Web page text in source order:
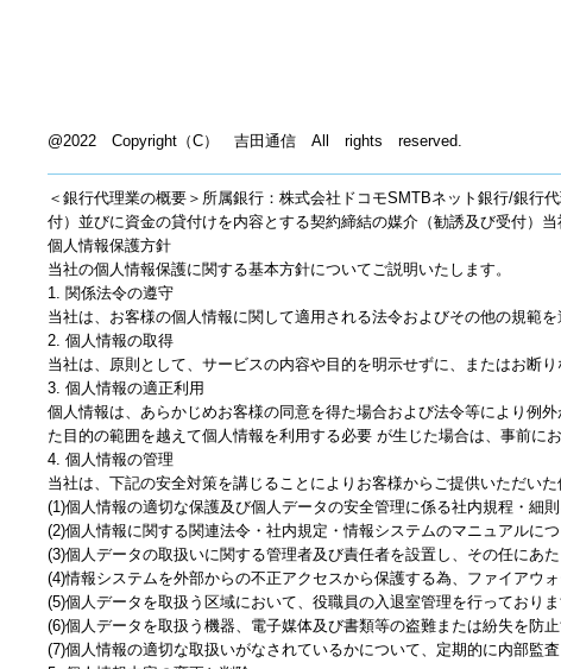
@2022 Copyright（C） 吉田通信 All rights reserved.
＜銀行代理業の概要＞所属銀行：株式会社ドコモSMTBネット銀行/銀行
付）並びに資金の貸付けを内容とする契約締結の媒介（勧誘及び受付）
個人情報保護方針
当社の個人情報保護に関する基本方針についてご説明いたします。
1. 関係法令の遵守
当社は、お客様の個人情報に関して適用される法令およびその他の規範を
2. 個人情報の取得
当社は、原則として、サービスの内容や目的を明示せずに、またはお断
3. 個人情報の適正利用
個人情報は、あらかじめお客様の同意を得た場合および法令等により例
た目的の範囲を越えて個人情報を利用する必要 が生じた場合は、事前に
4. 個人情報の管理
当社は、下記の安全対策を講じることによりお客様からご提供いただい
(1)個人情報の適切な保護及び個人データの安全管理に係る社内規程・細則
(2)個人情報に関する関連法令・社内規定・情報システムのマニュアルに
(3)個人データの取扱いに関する管理者及び責任者を設置し、その任にあた
(4)情報システムを外部からの不正アクセスから保護する為、ファイアウ
(5)個人データを取扱う区域において、役職員の入退室管理を行っておりま
(6)個人データを取扱う機器、電子媒体及び書類等の盗難または紛失を防
(7)個人情報の適切な取扱いがなされているかについて、定期的に内部監